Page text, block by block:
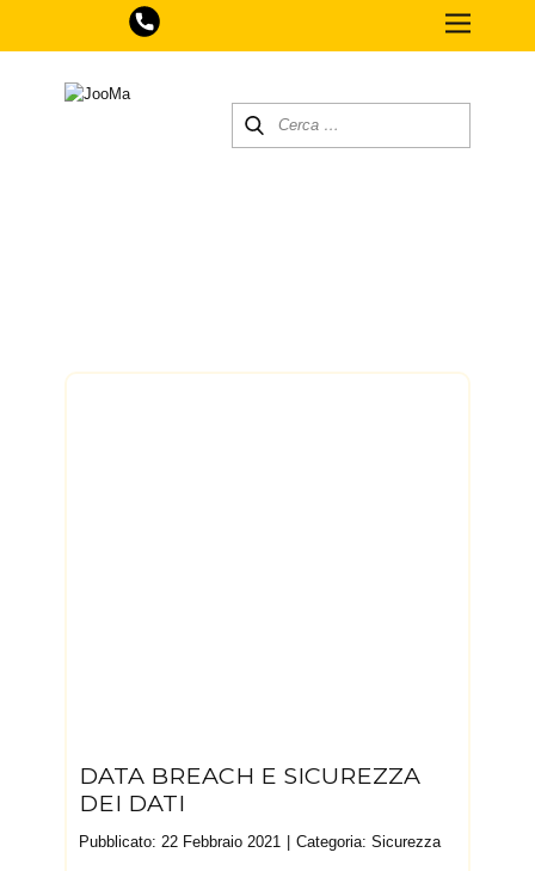
DATA BREACH E SICUREZZA
DEI DATI
Pubblicato: 22 Febbraio 2021 Categoria: Sicurezza